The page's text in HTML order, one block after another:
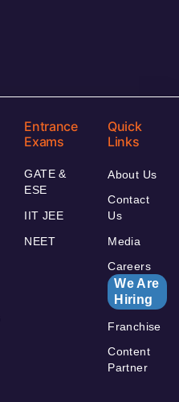
Entrance
Exams
GATE &
ESE
IIT JEE
NEET
Quick
Links
About Us
Contact
Us
Media
Careers
We Are
Hiring
Franchise
Content
Partner